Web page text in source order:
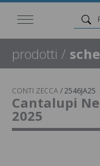
prodotti /
CONTI ZECCA/2546JA25
Cantalupi
2025